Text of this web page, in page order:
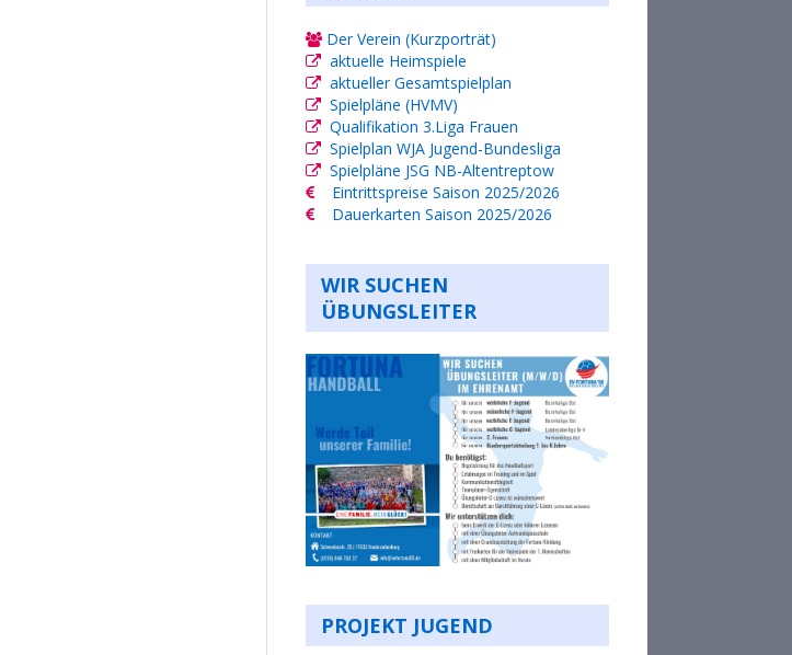
Der Verein (Kurzporträt)
aktuelle Heimspiele
aktueller Gesamtspielplan
Spielpläne (HVMV)
Qualifikation 3.Liga Frauen
Spielplan WJA Jugend-Bundesliga
Spielpläne JSG NB-Altentreptow
Eintrittspreise Saison 2025/2026
Dauerkarten Saison 2025/2026
WIR SUCHEN
ÜBUNGSLEITER
PROJEKT JUGEND